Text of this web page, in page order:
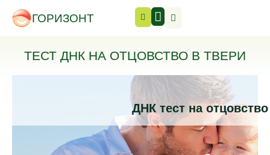
ГОРИЗОНТ
ТЕСТ ДНК НА ОТЦОВСТВО В ТВЕРИ
ДНК тест на